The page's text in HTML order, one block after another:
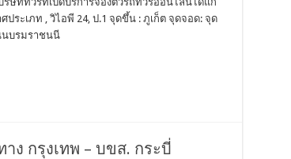
ระเภท , วิไอพี 24, ป.1 จุดขึ้น : ภูเก็ต จุดจอด: จุด
นบรมราชนนี
ง กรุงเทพ – บขส. กระบี่